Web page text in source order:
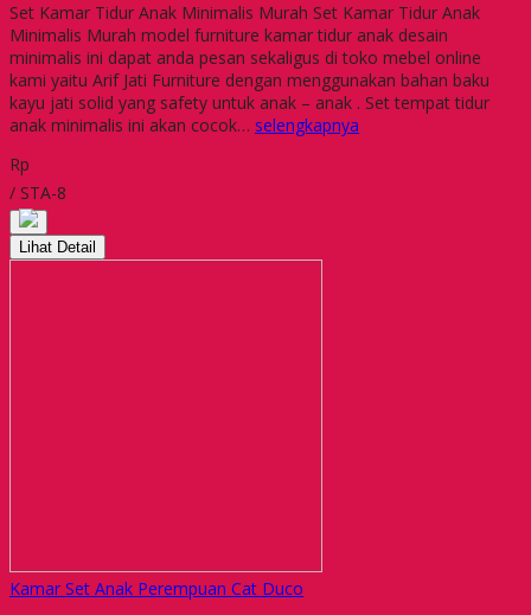
Set Kamar Tidur Anak Minimalis Murah Set Kamar Tidur Anak
Minimalis Murah model furniture kamar tidur anak desain
minimalis ini dapat anda pesan sekaligus di toko mebel online
kami yaitu Arif Jati Furniture dengan menggunakan bahan baku
kayu jati solid yang safety untuk anak – anak . Set tempat tidur
anak minimalis ini akan cocok… selengkapnya
Rp
/ STA-8
Lihat Detail
Kamar Set Anak Perempuan Cat Duco